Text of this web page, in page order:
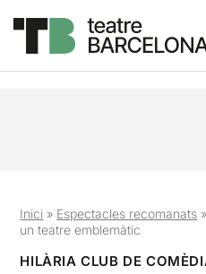
Inici » Espectacles recomanats »
un teatre emblemàtic
HILÀRIA CLUB DE